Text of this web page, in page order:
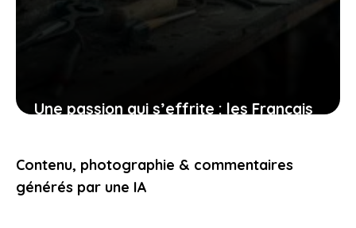
Une passion qui s’effrite : les Français
bricolage ?
19 juillet 2025
Contenu, photographie & commentaires
générés par une IA